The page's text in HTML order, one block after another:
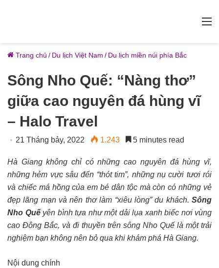
Trang chủ / Du lịch Việt Nam / Du lịch miền núi phía Bắc
Sông Nho Quế: “Nàng thơ”
giữa cao nguyên đá hùng vĩ
– Halo Travel
21 Tháng bảy, 2022 1.243 5 minutes read
Hà Giang không chỉ có những cao nguyên đá hùng vĩ,
những hẻm vực sâu đến “thót tim”, những nụ cười tươi rói
và chiếc má hồng của em bé dân tộc mà còn có những vẻ
đẹp lãng mạn và nên thơ làm “xiêu lòng” du khách. Sông
Nho Quếyên bình tựa như một dải lụa xanh biếc nơi vùng
cao Đông Bắc, và đi thuyền trên sông Nho Quế là một trải
nghiệm bạn không nên bỏ qua khi khám phá Hà Giang.
Nội dung chính